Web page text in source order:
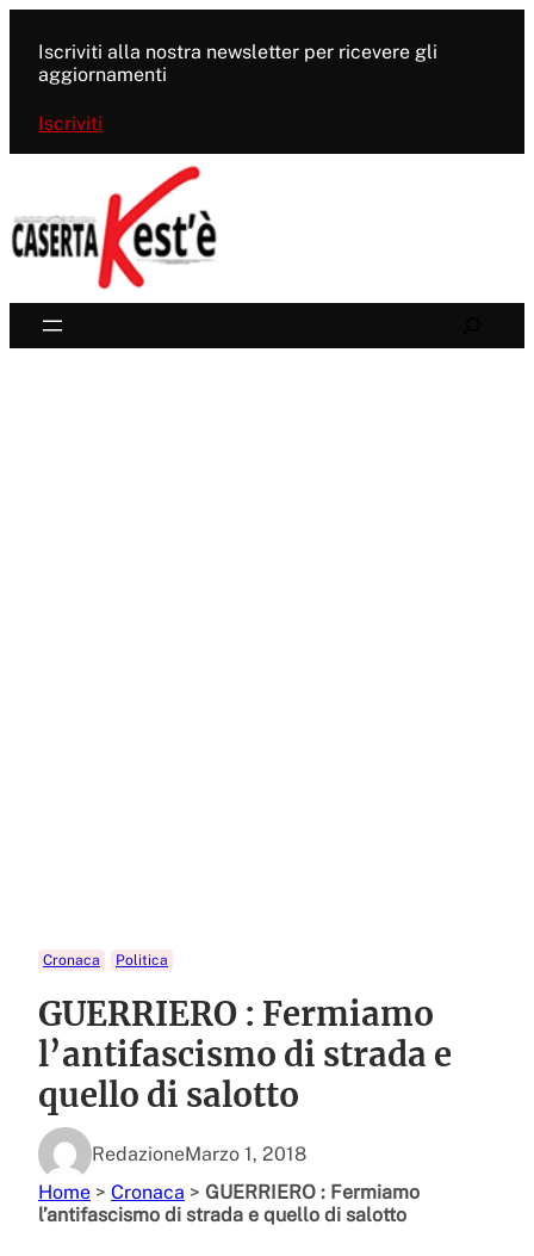
contenuto
Iscriviti alla nostra newsletter per ricevere gli
aggiornamenti
Iscriviti
Cronaca Politica
GUERRIERO : Fermiamo
l’antifascismo di strada e
quello di salotto
RedazioneMarzo 1, 2018
Home > Cronaca > GUERRIERO : Fermiamo
l’antifascismo di strada e quello di salotto